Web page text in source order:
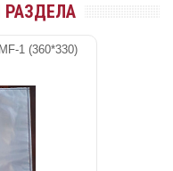
1 (360*330)